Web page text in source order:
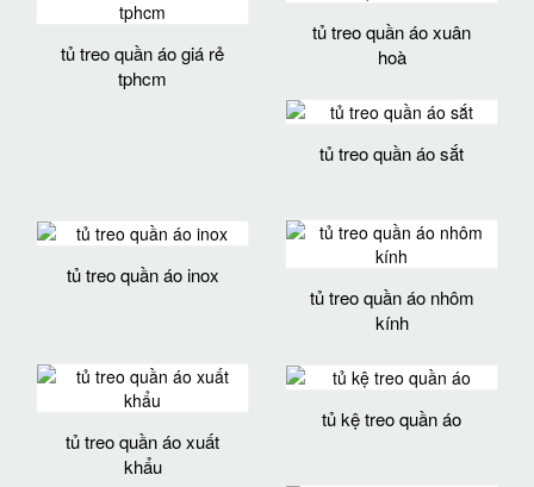
tủ treo quần áo giá rẻ
tphcm
tủ treo quần áo xuân
hoà
tủ treo quần áo sắt
tủ treo quần áo inox
tủ treo quần áo nhôm
kính
tủ treo quần áo xuất
khẩu
tủ kệ treo quần áo